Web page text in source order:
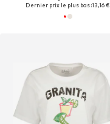
Dernier prix le plus bas :13,16 €